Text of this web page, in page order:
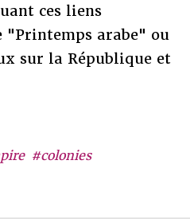
#colonies
ces liens
"Printemps arabe" ou
sur la République et